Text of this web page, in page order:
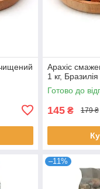
Арахіс
1 кг, Бразилія
Готово до
145 ₴ 179 ₴
–11%